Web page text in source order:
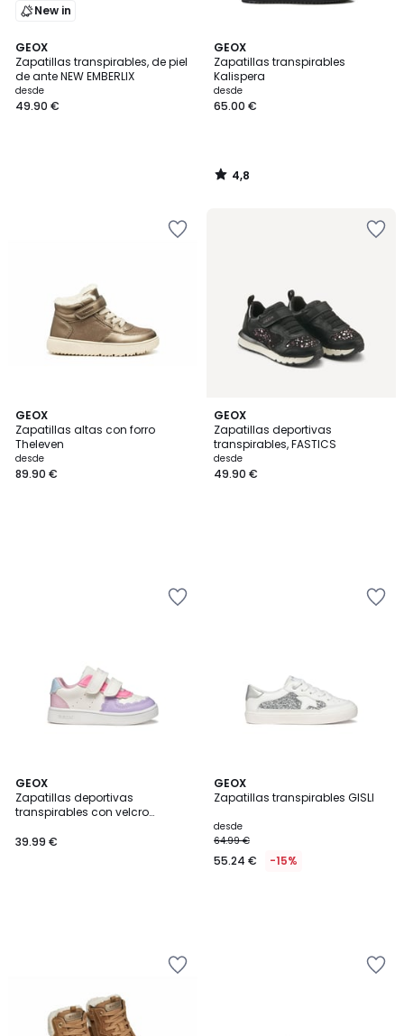
New in
GEOX
Zapatillas transpirables, de piel
de ante NEW EMBERLIX
desde
49.90 €
GEOX
Zapatillas transpirables
Kalispera
desde
65.00 €
4,8
/ 5
4,8
/
GEOX
Zapatillas altas con forro
Theleven
desde
89.90 €
GEOX
Zapatillas deportivas
transpirables, FASTICS
desde
49.90 €
GEOX
Zapatillas deportivas
transpirables con velcro
39.99 €
GEOX
Zapatillas transpirables GISLI
desde
64.99 €
55.24 € -15%